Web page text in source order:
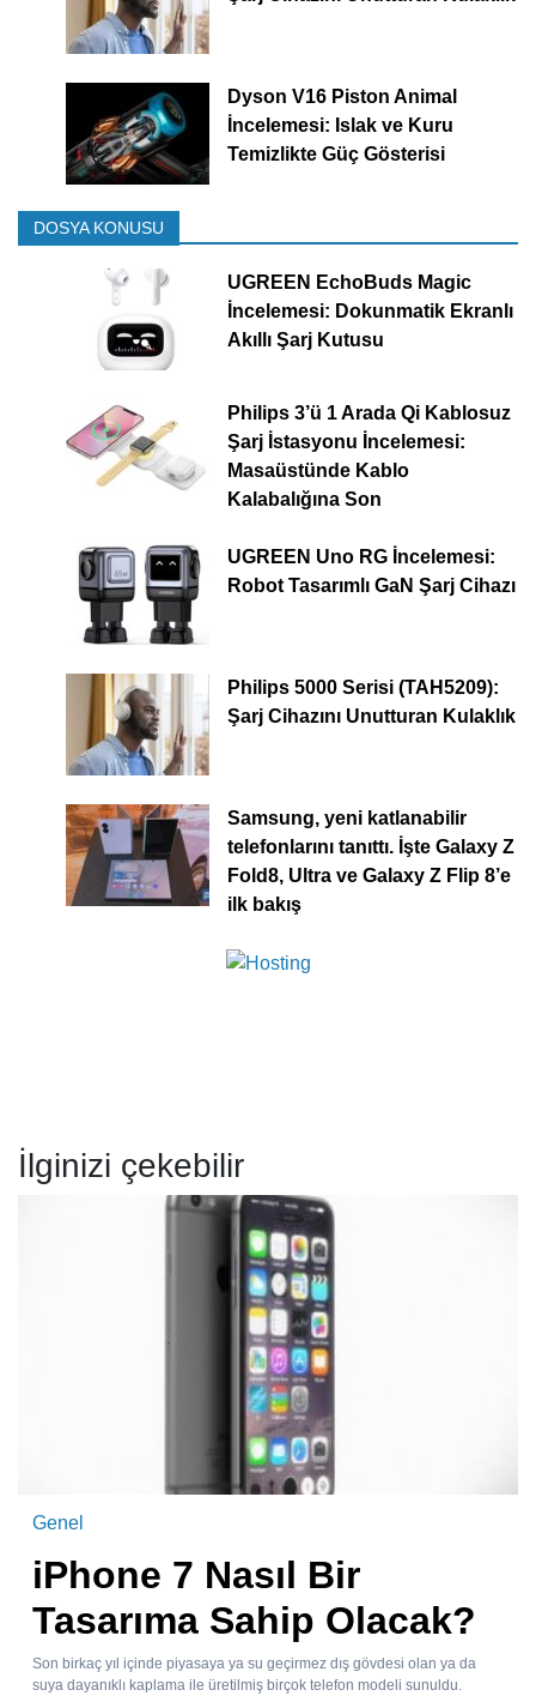
Dyson V16 Piston Animal
İncelemesi: Islak ve Kuru
Temizlikte Güç Gösterisi
DOSYA KONUSU
UGREEN EchoBuds Magic
İncelemesi: Dokunmatik Ekranlı
Akıllı Şarj Kutusu
Philips 3’ü 1 Arada Qi Kablosuz
Şarj İstasyonu İncelemesi:
Masaüstünde Kablo
Kalabalığına Son
UGREEN Uno RG İncelemesi:
Robot Tasarımlı GaN Şarj Cihazı
Philips 5000 Serisi (TAH5209):
Şarj Cihazını Unutturan Kulaklık
Samsung, yeni katlanabilir
telefonlarını tanıttı. İşte Galaxy Z
Fold8, Ultra ve Galaxy Z Flip 8’e
ilk bakış
İlginizi çekebilir
Genel
iPhone 7 Nasıl Bir
Tasarıma Sahip Olacak?
Son birkaç yıl içinde piyasaya ya su geçirmez dış gövdesi olan ya da
suya dayanıklı kaplama ile üretilmiş birçok telefon modeli sunuldu.